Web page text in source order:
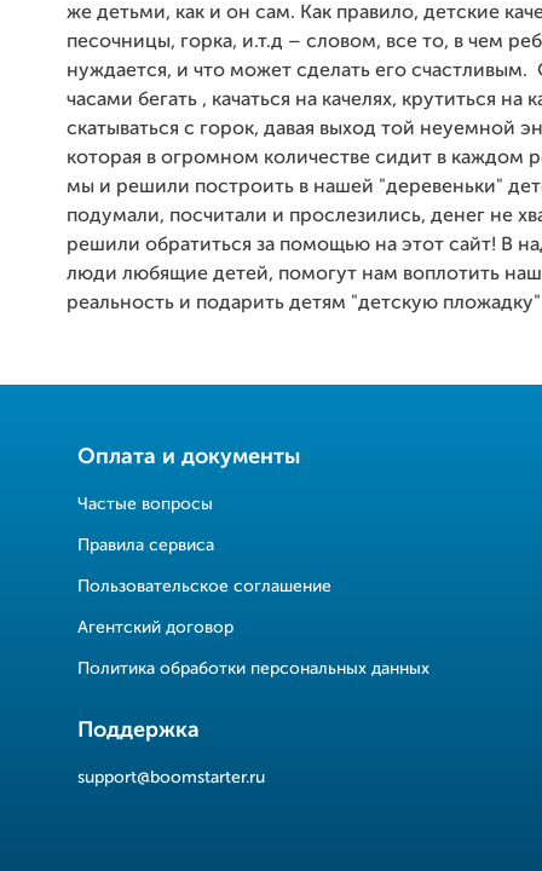
же детьми, как и он сам. Как правило, детские
песочницы, горка, и.т.д – словом, все то, в чем
нуждается, и что может сделать его
часами бегать , качаться на качелях, крутиться на
скатываться с горок, давая выход той неуемной
которая в огромном количестве сидит в каждом
мы и решили построить в нашей "деревеньки"
подумали, посчитали и прослезились, денег не
решили обратиться за помощью на этот сайт! В
люди любящие детей, помогут нам воплотить
реальность и подарить детям "детскую
Оплата и документы
Частые вопросы
Правила сервиса
Пользовательское соглашение
Агентский договор
Политика обработки персональных данных
Поддержка
support@boomstarter.ru